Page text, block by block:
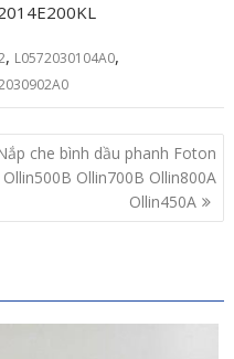
, L0572030104A0,
che bình dầu phanh Foton
Ollin500B Ollin700B Ollin800A
Ollin450A